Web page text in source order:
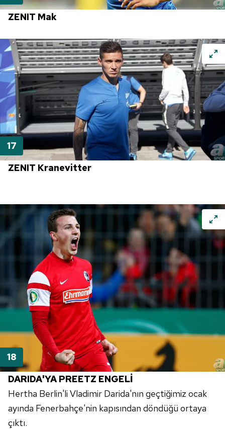
ZENIT Mak
ZENIT Kranevitter
DARIDA'YA PREETZ ENGELİ
Hertha Berlin'li Vladimir Darida'nın geçtiğimiz ocak
ayında Fenerbahçe'nin kapısından döndüğü ortaya
çıktı.